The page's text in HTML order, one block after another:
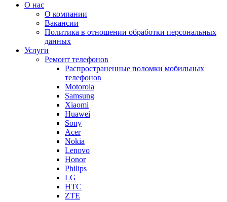
О нас
О компании
Вакансии
Политика в отношении обработки персональных
данных
Услуги
Ремонт телефонов
Распространенные поломки мобильных
телефонов
Motorola
Samsung
Xiaomi
Huawei
Sony
Acer
Nokia
Lenovo
Honor
Philips
LG
HTC
ZTE